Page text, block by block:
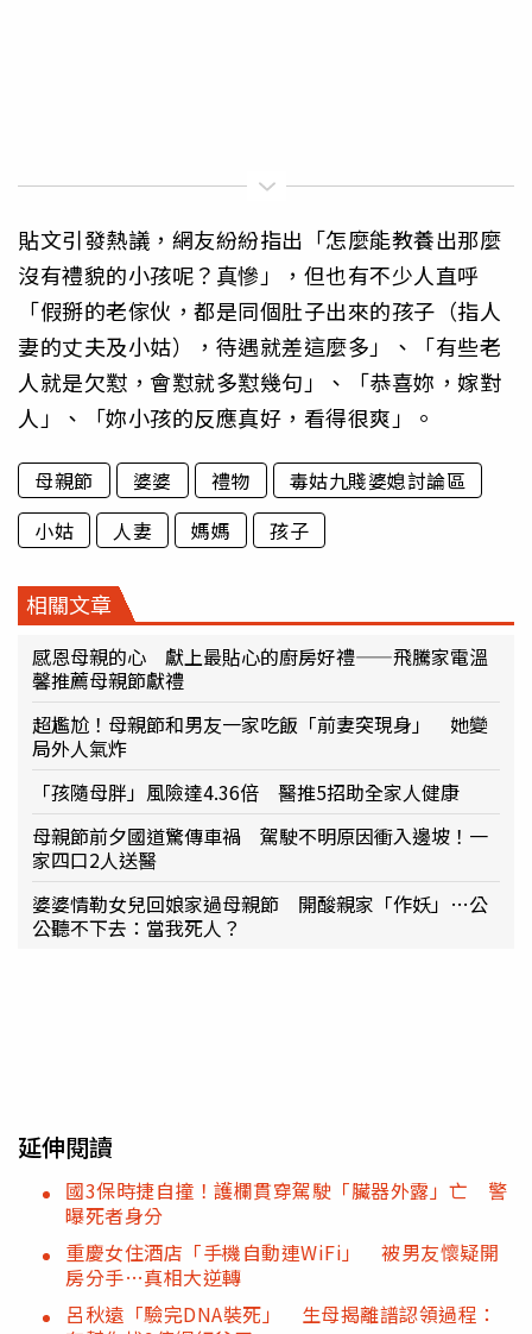
貼文引發熱議，網友紛紛指出「怎麼能教養出那麼
沒有禮貌的小孩呢？真慘」，但也有不少人直呼
「假掰的老傢伙，都是同個肚子出來的孩子（指人
妻的丈夫及小姑），待遇就差這麼多」、「有些老
人就是欠懟，會懟就多懟幾句」、「恭喜妳，嫁對
人」、「妳小孩的反應真好，看得很爽」。
母親節 婆婆 禮物
毒姑九賤婆媳討論區
小姑
人妻 媽媽 孩子
相關文章
感恩母親的心 獻上最貼心的廚房好禮——飛騰家電溫
馨推薦母親節獻禮
超尷尬！母親節和男友一家吃飯「前妻突現身」 她變
局外人氣炸
「孩隨母胖」風險達4.36倍 醫推5招助全家人健康
母親節前夕國道驚傳車禍 駕駛不明原因衝入邊坡！一
家四口2人送醫
婆婆情勒女兒回娘家過母親節 開酸親家「作妖」…公
公聽不下去：當我死人？
延伸閱讀
國3保時捷自撞！護欄貫穿駕駛「臟器外露」亡 警
曝死者身分
重慶女住酒店「手機自動連WiFi」 被男友懷疑開
房分手…真相大逆轉
呂秋遠「驗完DNA裝死」 生母揭離譜認領過程：